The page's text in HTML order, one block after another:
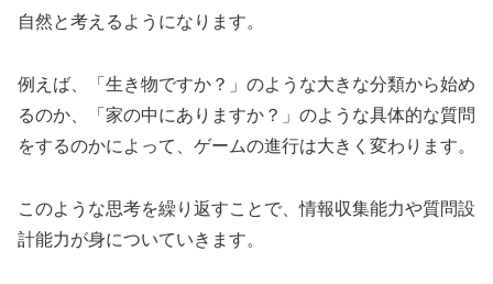
自然と考えるようになります。
例えば、「生き物ですか？」のような大きな分類から始め
るのか、「家の中にありますか？」のような具体的な質問
をするのかによって、ゲームの進行は大きく変わります。
このような思考を繰り返すことで、情報収集能力や質問設
計能力が身についていきます。